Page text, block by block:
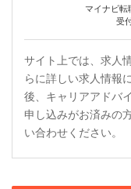
マイナビ転
受
サイト上では、求人
らに詳しい求人情報
後、キャリアアドバ
申し込みがお済みの
い合わせください。